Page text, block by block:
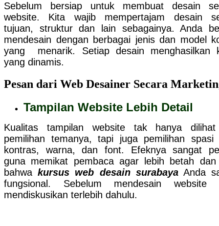
Sebelum bersiap untuk membuat desain
website. Kita wajib mempertajam desain
tujuan, struktur dan lain sebagainya. Anda
mendesain dengan berbagai jenis dan model
yang menarik. Setiap desain menghasilkan
yang dinamis.
Pesan dari Web Desainer Secara
Tampilan Website Lebih Detail
Kualitas tampilan website tak hanya
pemilihan temanya, tapi juga pemilihan spasi
kontras, warna, dan font. Efeknya sangat
guna memikat pembaca agar lebih betah
bahwakursus web desain surabayaAnda
fungsional. Sebelum mendesain website
mendiskusikan terlebih dahulu.